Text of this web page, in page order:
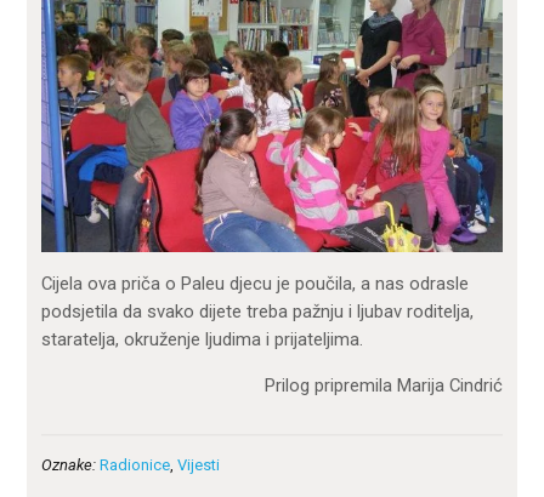
Cijela ova priča o Paleu djecu je poučila, a nas odrasle
podsjetila da svako dijete treba pažnju i ljubav roditelja,
staratelja, okruženje ljudima i prijateljima.
Prilog pripremila Marija Cindrić
Oznake: Radionice ,Vijesti